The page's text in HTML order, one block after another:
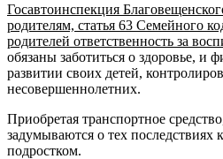
Госавтоинспекция
родителям, статья 63 Семейного
родителей ответственность за
обязаны заботиться о здоровье, и
развитии своих детей,
несовершеннолетних.
Приобретая транспортное
задумываются о тех последствиях
подростком.